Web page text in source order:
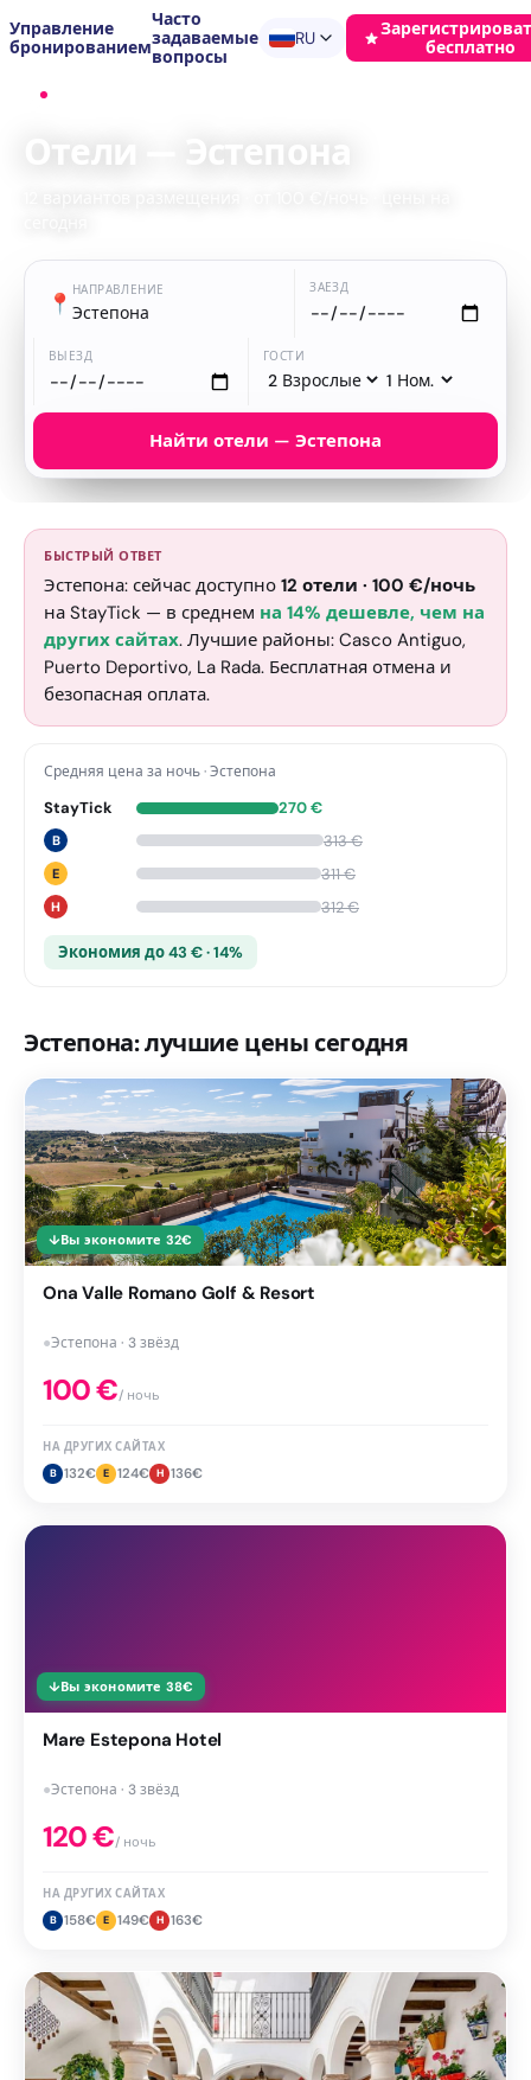
Управление
бронированием
Часто
задаваемые
вопросы
RU
бесплатно
Отели — Эстепона
📍 НАПРАВЛЕНИЕ
Эстепона
ЗАЕЗД
ВЫЕЗД ГОСТИ
Найти отели — Эстепона
БЫСТРЫЙ ОТВЕТ
Эстепона: сейчас доступно 12 отели · 100 €/ночь
на StayTick — в среднем на 14% дешевле, чем на
других сайтах. Лучшие районы: Casco Antiguo,
Puerto Deportivo, La Rada. Бесплатная отмена и
безопасная оплата.
Средняя цена за ночь·Эстепона
StayTick 270€
B 313€
E 311€
H 312€
Экономия до 43 € · 14%
Эстепона: лучшие цены сегодня
↓Вы экономите 32€
Ona Valle Romano Golf & Resort
●Эстепона · 3 звёзд
100€/ ночь
НА ДРУГИХ САЙТАХ
B 132€ E 124€ H 136€
↓Вы экономите 38€
Mare Estepona Hotel
●Эстепона · 3 звёзд
120€/ ночь
НА ДРУГИХ САЙТАХ
B 158€ E 149€ H 163€